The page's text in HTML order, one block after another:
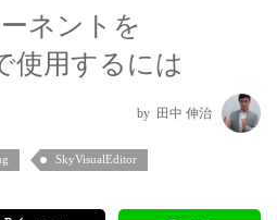
ネントを
使用するには
田中 伸治
SkyVisualEditor